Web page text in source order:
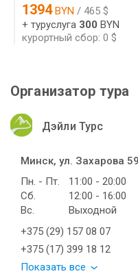
1394BYN / 465 $
+ туруслуга 300 BYN
курортный сбор: 0 $
Организатор тура
Дэйли Турс
Минск, ул. Захарова
Пн. - Пт.
11:00 - 20:00
Сб.
12:00 - 16:00
Вс.
Выходной
+375 (29) 157 08 07
+375 (17) 399 18 12
Показать все